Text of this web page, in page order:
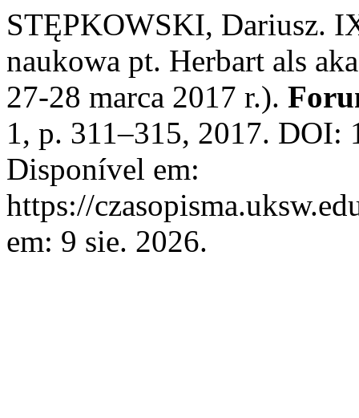
STĘPKOWSKI, Dariusz.
naukowa pt. Herbart als
27-28 marca 2017 r.).
1, p. 311–315, 2017. DOI:
Disponível em:
https://
em: 9 sie. 2026.